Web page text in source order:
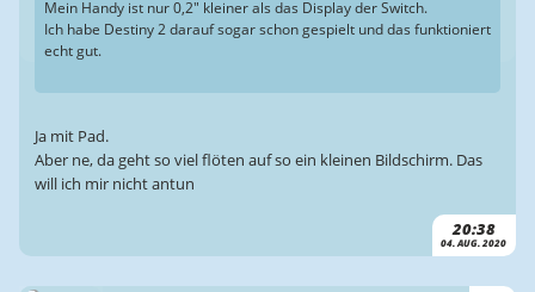
20:38
04. AUG. 2020
Mein Handy ist nur 0,2" kleiner als das Display der Switch.
Ich habe Destiny 2 darauf sogar schon gespielt und das funktioniert
echt gut.
Ja mit Pad.
Aber ne, da geht so viel flöten auf so ein kleinen Bildschirm. Das
will ich mir nicht antun